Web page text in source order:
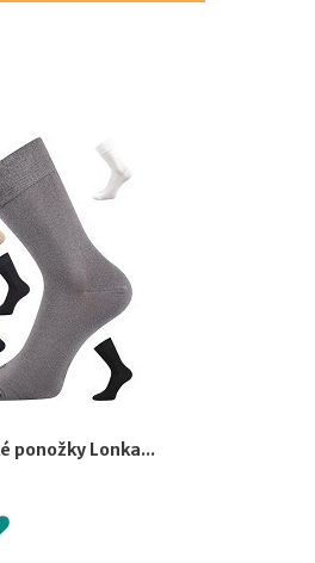
ponožky Lonka...